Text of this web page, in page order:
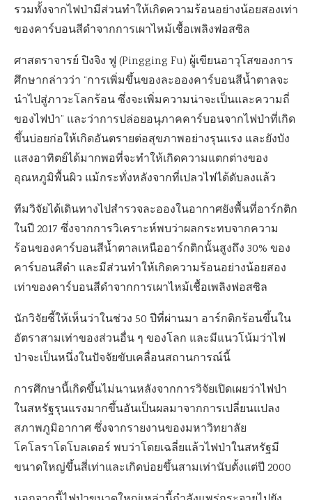
รวมทั้งจากไฟป่ามีส่วนทำให้เกิดความร้อนอย่างน้อยสองเท่า
ของคาร์บอนสีดำจากการเผาไหม้เชื้อเพลิงฟอสซิล
ศาสตราจารย์ ปิงจิง ฟู (Pingging Fu) ผู้เขียนอาวุโสของการ
ศึกษากล่าวว่า “การเพิ่มขึ้นของละอองคาร์บอนสีน้ำตาลจะ
นำไปสู่ภาวะโลกร้อน ซึ่งจะเพิ่มความน่าจะเป็นและความถี่
ของไฟป่า” และว่าการปล่อยอนุภาคคาร์บอนจากไฟป่าที่เกิด
ขึ้นบ่อยก่อให้เกิดอันตรายต่อสุขภาพอย่างรุนแรง และยังบัง
แสงอาทิตย์ได้มากพอที่จะทำให้เกิดความแตกต่างของ
อุณหภูมิพื้นผิว แม้กระทั่งหลังจากที่เปลวไฟได้ดับลงแล้ว
ทีมวิจัยได้เดินทางไปสำรวจละอองในอากาศยังพื้นที่อาร์กติก
ในปี 2017 ซึ่งจากการวิเคราะห์พบว่าผลกระทบจากความ
ร้อนของคาร์บอนสีน้ำตาลเหนืออาร์กติกนั้นสูงถึง 30% ของ
คาร์บอนสีดำ และมีส่วนทำให้เกิดความร้อนอย่างน้อยสอง
เท่าของคาร์บอนสีดำจากการเผาไหม้เชื้อเพลิงฟอสซิล
นักวิจัยชี้ให้เห็นว่าในช่วง 50 ปีที่ผ่านมา อาร์กติกร้อนขึ้นใน
อัตราสามเท่าของส่วนอื่น ๆ ของโลก และมีแนวโน้มว่าไฟ
ป่าจะเป็นหนึ่งในปัจจัยขับเคลื่อนสถานการณ์นี้
การศึกษานี้เกิดขึ้นไม่นานหลังจากการวิจัยเปิดเผยว่าไฟป่า
ในสหรัฐรุนแรงมากขึ้นอันเป็นผลมาจากการเปลี่ยนแปลง
สภาพภูมิอากาศ ซึ่งจากรายงานของมหาวิทยาลัย
โคโลราโดโบลเดอร์ พบว่าโดยเฉลี่ยแล้วไฟป่าในสหรัฐมี
ขนาดใหญ่ขึ้นสี่เท่าและเกิดบ่อยขึ้นสามเท่านับตั้งแต่ปี 2000